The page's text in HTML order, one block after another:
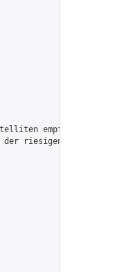
empfangen und
riesigen